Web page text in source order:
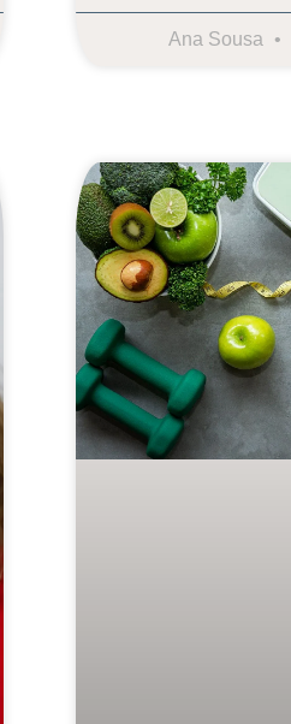
Ana Sousa